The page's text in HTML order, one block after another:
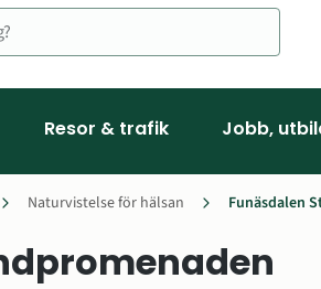
Resor & trafik Jobb,
Naturvistelse för hälsan Funäsdalen